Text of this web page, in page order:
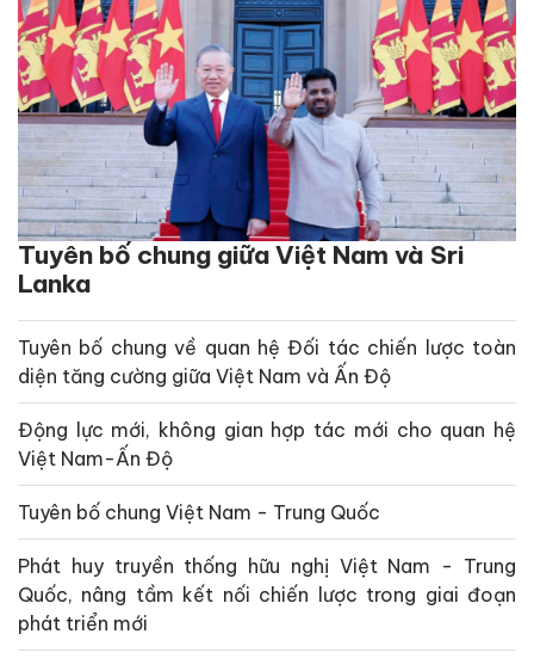
Tuyên bố chung giữa Việt Nam và Sri
Lanka
Tuyên bố chung về quan hệ Đối tác chiến lược toàn
diện tăng cường giữa Việt Nam và Ấn Độ
Động lực mới, không gian hợp tác mới cho quan hệ
Việt Nam-Ấn Độ
Tuyên bố chung Việt Nam - Trung Quốc
Phát huy truyền thống hữu nghị Việt Nam - Trung
Quốc, nâng tầm kết nối chiến lược trong giai đoạn
phát triển mới